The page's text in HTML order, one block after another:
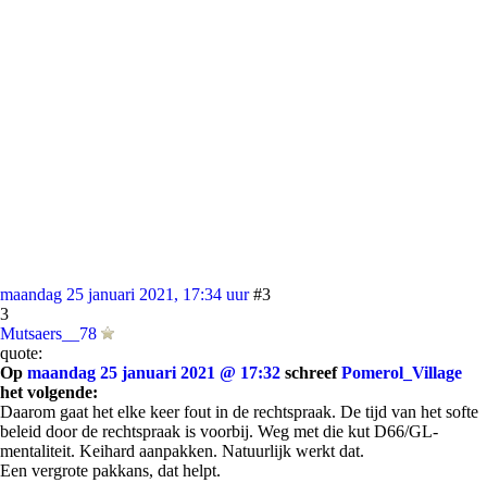
maandag 25 januari 2021, 17:34 uur #3
3
Mutsaers__78
quote:
Op maandag 25 januari 2021 @ 17:32 schreefPomerol_Village
het volgende:
Daarom gaat het elke keer fout in de rechtspraak. De tijd van het softe
beleid door de rechtspraak is voorbij. Weg met die kut D66/GL-
mentaliteit. Keihard aanpakken. Natuurlijk werkt dat.
Een vergrote pakkans, dat helpt.